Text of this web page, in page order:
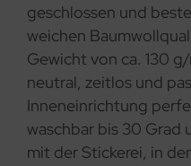
geschlossen und
weichen
Gewicht von ca. 130
neutral, zeitlos und
Inneneinrichtung
waschbar bis 30 Grad
mit der Stickerei, in